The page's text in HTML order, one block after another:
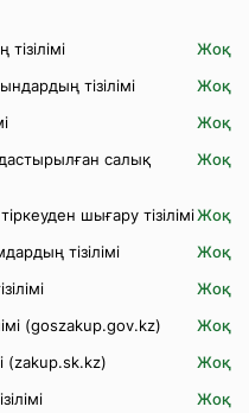
Жоқ
тізілімі
Жоқ
Жоқ
салық
Жоқ
шығару тізіліміЖоқ
тізілімі
Жоқ
Жоқ
(goszakup.gov.kz)
Жоқ
(zakup.sk.kz)
Жоқ
Жоқ